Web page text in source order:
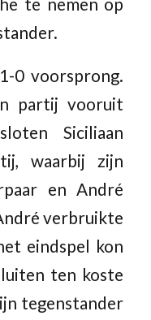
te nemen op
0 voorsprong.
partij vooruit
Siciliaan
waarbij zijn
en André
verbruikte
eindspel kon
ten koste
tegenstander